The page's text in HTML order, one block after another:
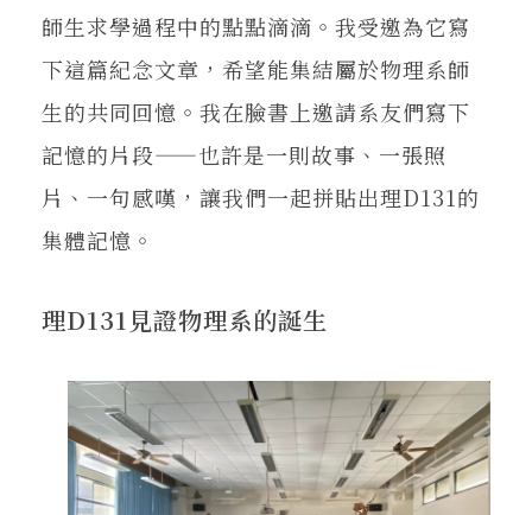
師生求學過程中的點點滴滴。我受邀為它寫
下這篇紀念文章，希望能集結屬於物理系師
生的共同回憶。我在臉書上邀請系友們寫下
記憶的片段——也許是一則故事、一張照
片、一句感嘆，讓我們一起拼貼出理D131的
集體記憶。
理D131見證物理系的誕生